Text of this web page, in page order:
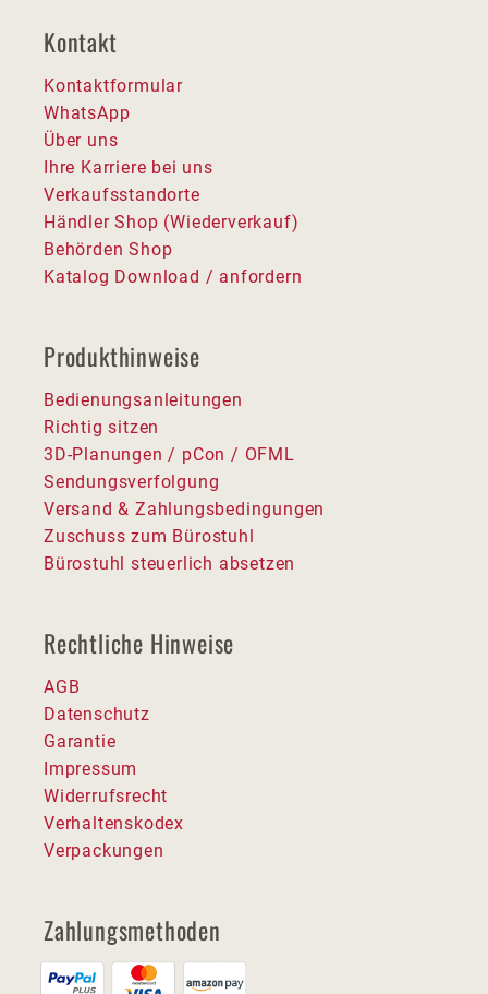
Kontakt
Kontaktformular
WhatsApp
Über uns
Ihre Karriere bei uns
Verkaufsstandorte
Händler Shop (Wiederverkauf)
Behörden Shop
Katalog Download / anfordern
Produkthinweise
Bedienungsanleitungen
Richtig sitzen
3D-Planungen / pCon / OFML
Sendungsverfolgung
Versand & Zahlungsbedingungen
Zuschuss zum Bürostuhl
Bürostuhl steuerlich absetzen
Rechtliche Hinweise
AGB
Datenschutz
Garantie
Impressum
Widerrufsrecht
Verhaltenskodex
Verpackungen
Zahlungsmethoden